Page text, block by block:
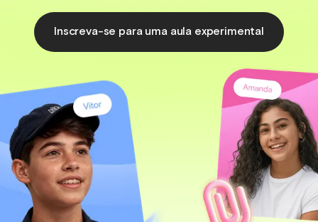
Inscreva-se para uma aula experimental